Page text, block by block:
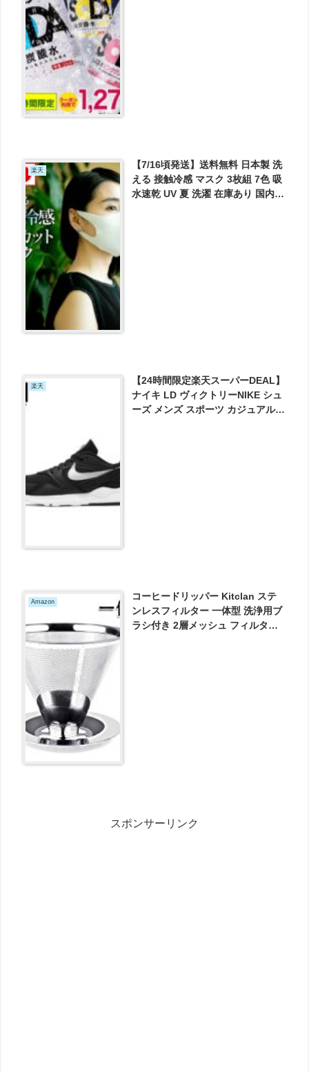
楽天
【7/16頃発送】送料無料 日本製 洗
える 接触冷感 マスク 3枚組 7色 吸
水速乾 UV 夏 洗濯 在庫あり 国内
楽天
【24時間限定楽天スーパーDEAL】
ナイキ LD ヴィクトリーNIKE シュ
ーズ メンズ スポーツ カジュアル
Amazon
コーヒードリッパー Kitclan ステ
ンレスフィルター 一体型 洗浄用ブ
ラシ付き 2層メッシュ フィルター
スポンサーリンク